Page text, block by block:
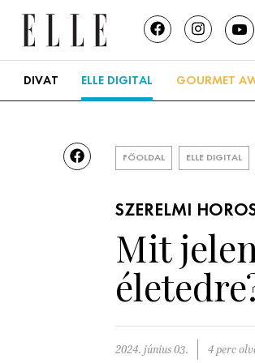
DIVAT ELLE DIGITAL GOURMET
FŐOLDAL ELLE DIGITAL
SZERELMI
Mit
2024. június 03. 4 perc